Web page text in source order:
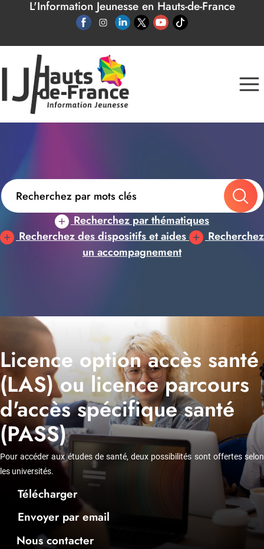
Panneau de gestion des cookies
L'Information Jeunesse en Hauts-de-France
Recherchez par thématiques
Recherchez des dispositifs et aides
Recherchez
un accompagnement
Licence option accès santé
(LAS) ou licence parcours
d'accès spécifique santé
(PASS)
Pour accéder aux études de santé, deux possibilités sont offertes selon
les universités.
Télécharger
Envoyer par email
Nous contacter